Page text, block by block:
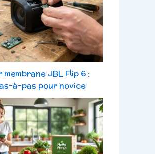
membrane JBL Flip 6 :
à-pas pour novice